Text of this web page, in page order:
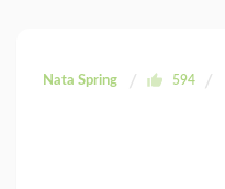
Nata Spring 594